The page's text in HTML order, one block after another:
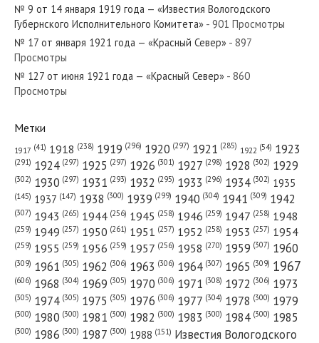
№ 198 от августа 1965 года — «Красный Север»
№ 193 от августа 1961 года — «Красный Север»
№ 47 от февраля 1929 года — «Красный Север»
№ 9 от 14 января 1919 года — «Известия Вологодского
Губернского Исполнительного Комитета» - 901 Просмотры
№ 17 от января 1921 года — «Красный Север» - 897
Просмотры
№ 127 от июня 1921 года — «Красный Север» - 860
Просмотры
Метки
1917 (41) 1918 (238) 1919 (296) 1920 (297) 1921 (285) 1922 (54) 1923
(291) 1924 (297) 1925 (297) 1926 (301) 1927 (298) 1928 (302) 1929
(302) 1930 (297) 1931 (293) 1932 (295) 1933 (296) 1934 (302) 1935
(145) 1937 (147) 1938 (300) 1939 (299) 1940 (304) 1941 (309) 1942
(307) 1943 (265) 1944 (256) 1945 (258) 1946 (259) 1947 (258) 1948
(259) 1949 (257) 1950 (261) 1951 (257) 1952 (258) 1953 (257) 1954
(259) 1955 (259) 1956 (259) 1957 (256) 1958 (270) 1959 (307) 1960
(309) 1961 (305) 1962 (306) 1963 (306) 1964 (307) 1965 (309) 1967
(606) 1968 (304) 1969 (305) 1970 (306) 1971 (308) 1972 (306) 1973
(305) 1974 (305) 1975 (305) 1976 (306) 1977 (304) 1978 (300) 1979
(300) 1980 (300) 1981 (300) 1982 (300) 1983 (300) 1984 (300) 1985
(300) 1986 (300) 1987 (300) 1988 (151) Известия Вологодского